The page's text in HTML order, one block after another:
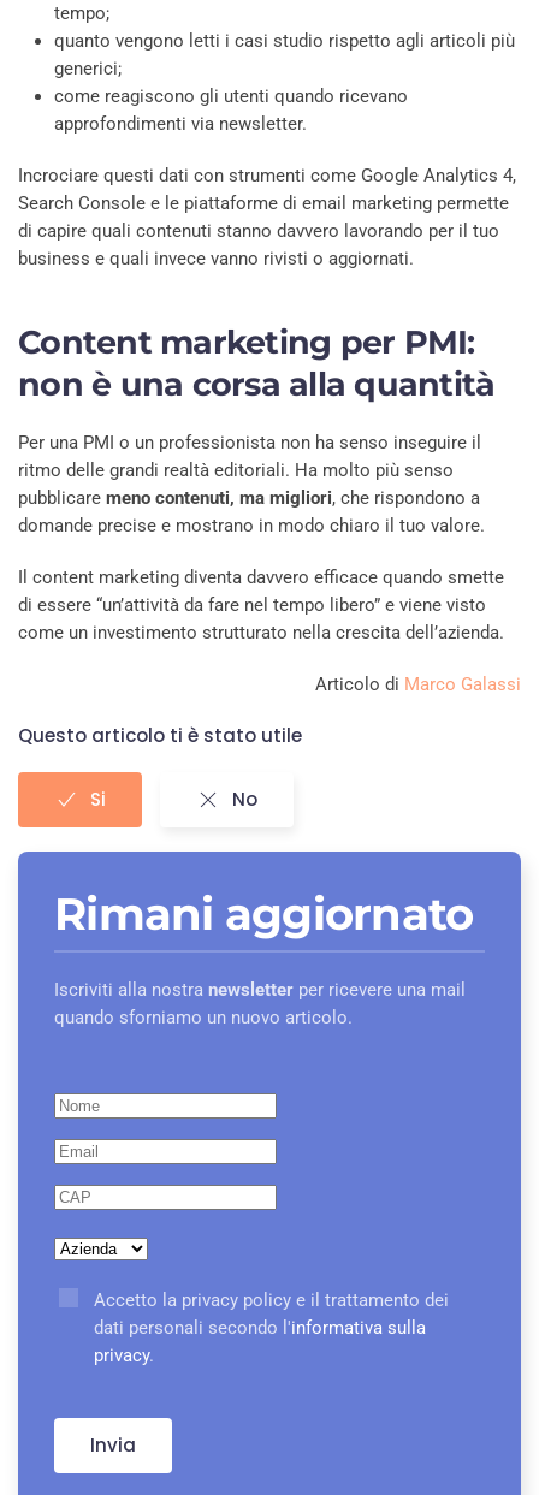
tempo;
quanto vengono letti i casi studio rispetto agli articoli più
generici;
come reagiscono gli utenti quando ricevano
approfondimenti via newsletter.
Incrociare questi dati con strumenti come Google Analytics 4,
Search Console e le piattaforme di email marketing permette
di capire quali contenuti stanno davvero lavorando per il tuo
business e quali invece vanno rivisti o aggiornati.
Content marketing per PMI:
non è una corsa alla quantità
Per una PMI o un professionista non ha senso inseguire il
ritmo delle grandi realtà editoriali. Ha molto più senso
pubblicare meno contenuti, ma migliori, che rispondono a
domande precise e mostrano in modo chiaro il tuo valore.
Il content marketing diventa davvero efficace quando smette
di essere “un’attività da fare nel tempo libero” e viene visto
come un investimento strutturato nella crescita dell’azienda.
Articolo di Marco Galassi
Questo articolo ti è stato utile
Si No
Rimani aggiornato
Iscriviti alla nostra newsletter per ricevere una mail
quando sforniamo un nuovo articolo.
Accetto la privacy policy e il trattamento dei
dati personali secondo l'informativa sulla
privacy.
Invia